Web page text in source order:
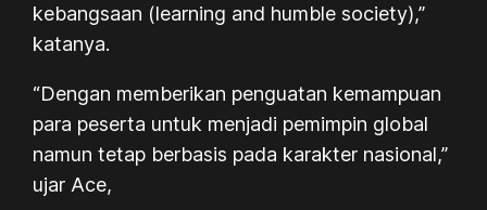
kebangsaan (learning and humble society),”
katanya.
“Dengan memberikan penguatan kemampuan
para peserta untuk menjadi pemimpin global
namun tetap berbasis pada karakter nasional,”
ujar Ace,